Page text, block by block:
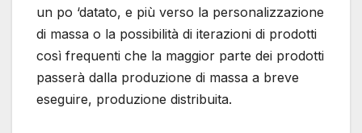
un po ‘datato, e più verso la personalizzazione
di massa o la possibilità di iterazioni di prodotti
così frequenti che la maggior parte dei prodotti
passerà dalla produzione di massa a breve
eseguire, produzione distribuita.